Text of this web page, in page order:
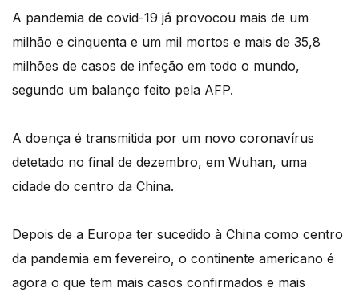
A pandemia de covid-19 já provocou mais de um
milhão e cinquenta e um mil mortos e mais de 35,8
milhões de casos de infeção em todo o mundo,
segundo um balanço feito pela AFP.
A doença é transmitida por um novo coronavírus
detetado no final de dezembro, em Wuhan, uma
cidade do centro da China.
Depois de a Europa ter sucedido à China como centro
da pandemia em fevereiro, o continente americano é
agora o que tem mais casos confirmados e mais